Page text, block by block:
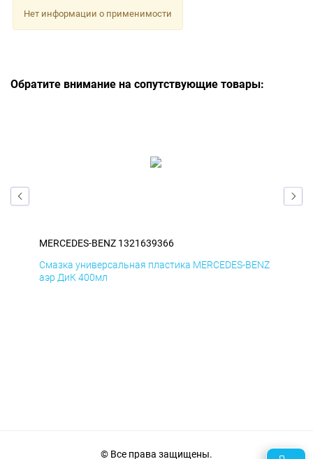
Нет информации о применимости
Обратите внимание на сопутствующие товары:
MERCEDES-BENZ 1321639366
Смазка универсальная пластика MERCEDES-BENZ
аэр ДиК 400мл
© Все права защищены.